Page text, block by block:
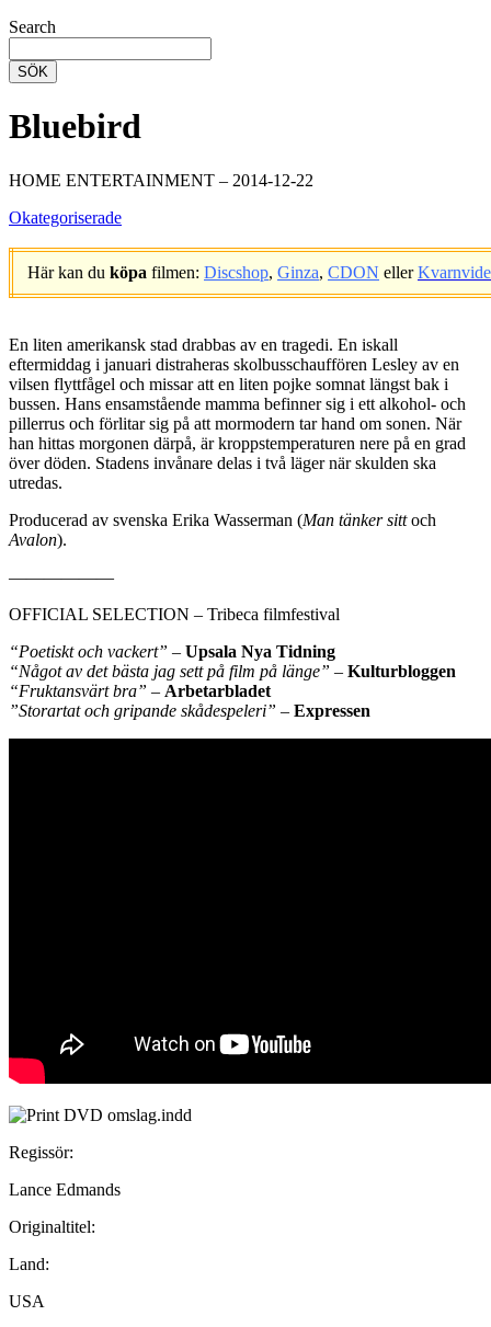
Search
SÖK
Bluebird
HOME ENTERTAINMENT – 2014-12-22
Okategoriserade
Här kan du köpa filmen: Discshop, Ginza, CDON eller
En liten amerikansk stad drabbas av en tragedi. En iskall
eftermiddag i januari distraheras skolbusschauffören Lesley av en
vilsen flyttfågel och missar att en liten pojke somnat längst bak i
bussen. Hans ensamstående mamma befinner sig i ett alkohol- och
pillerrus och förlitar sig på att mormodern tar hand om sonen. När
han hittas morgonen därpå, är kroppstemperaturen nere på en grad
över döden. Stadens invånare delas i två läger när skulden ska
utredas.
Producerad av svenska Erika Wasserman (Man tänker sittoch
Avalon).
——————
OFFICIAL SELECTION – Tribeca filmfestival
“Poetiskt och vackert” – Upsala Nya Tidning
“Något av det bästa jag sett på film på länge” – Kulturbloggen
“Fruktansvärt bra” – Arbetarbladet
”Storartat och gripande skådespeleri” – Expressen
Regissör:
Lance Edmands
Originaltitel:
Land:
USA